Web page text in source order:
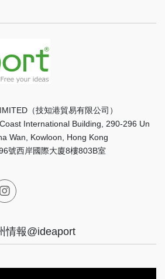
（技知港貿易有限公司）
International Building, 290-296 Un
Wan, Kowloon, Hong Kong
號西岸國際大廈8樓803B室
情報@ideaport